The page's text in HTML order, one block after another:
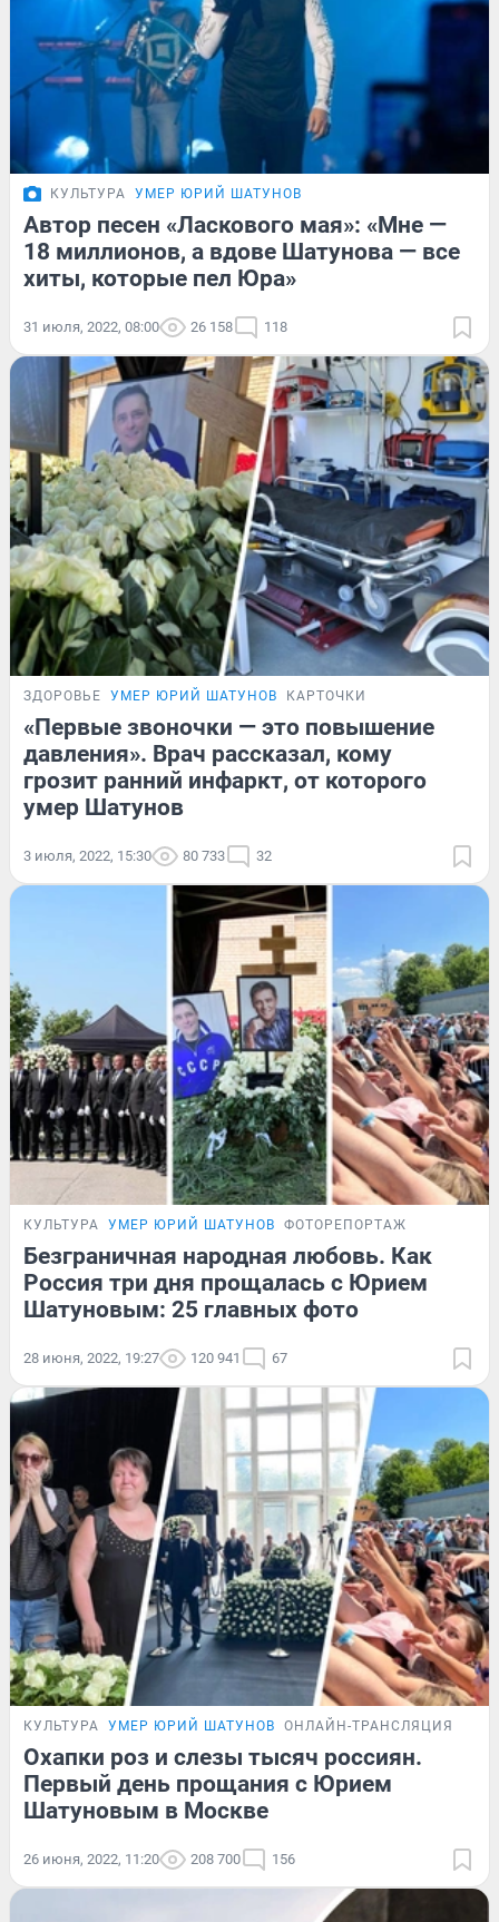
КУЛЬТУРА УМЕР ЮРИЙ ШАТУНОВ
Автор песен «Ласкового мая»: «Мне —
18 миллионов, а вдове Шатунова — все
хиты, которые пел Юра»
31 июля, 2022, 08:00 26 158 118
ЗДОРОВЬЕ УМЕР ЮРИЙ ШАТУНОВ КАРТОЧКИ
«Первые звоночки — это повышение
давления». Врач рассказал, кому
грозит ранний инфаркт, от которого
умер Шатунов
3 июля, 2022, 15:30 80 733 32
КУЛЬТУРА УМЕР ЮРИЙ ШАТУНОВ ФОТОРЕПОРТАЖ
Безграничная народная любовь. Как
Россия три дня прощалась с Юрием
Шатуновым: 25 главных фото
28 июня, 2022, 19:27 120 941 67
КУЛЬТУРА УМЕР ЮРИЙ ШАТУНОВ ОНЛАЙН-ТРАНСЛЯЦИЯ
Охапки роз и слезы тысяч россиян.
Первый день прощания с Юрием
Шатуновым в Москве
26 июня, 2022, 11:20 208 700 156